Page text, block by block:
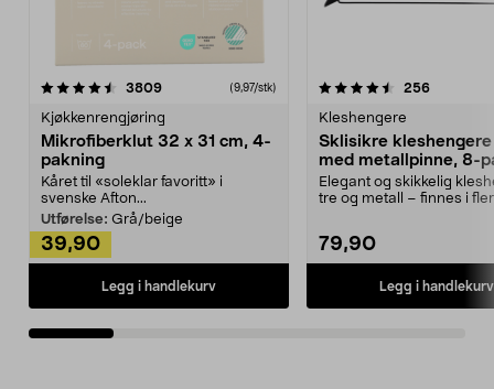
3809anmeldelser(9,97/stk)
Kjøkkenrengjøring
Mikrofiberklut 32 x 31 cm, 4-
pakning
Kåret til «soleklar favoritt» i
svenske Afton...
Utførelse: Grå/beige
39,90
Legg i handlekurv
4.5av 5 stjerner 256
Kleshengere
Sklisikre
med metallpinne, 8-
Elegant og skikkelig
tre og metall – finnes i
79,90
Legg i handlekurv
4.5av 5 stjerner